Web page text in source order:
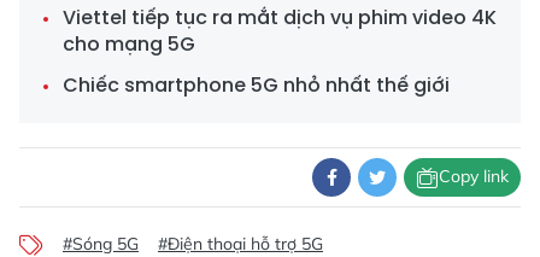
Viettel tiếp tục ra mắt dịch vụ phim video 4K
cho mạng 5G
Chiếc smartphone 5G nhỏ nhất thế giới
Copy link
#Sóng 5G #Điện thoại hỗ trợ 5G